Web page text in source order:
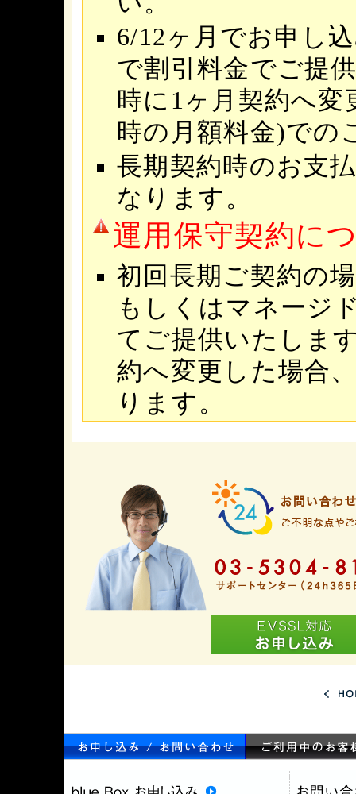
6/12ヶ月でお申し
で割引料金でご提
時に1ヶ月契約へ変
時の月額料金)での
長期契約時のお支
なります。
運用保守契約に
初回長期ご契約の
もしくはマネージ
てご提供いたしま
約へ変更した場合
ります。